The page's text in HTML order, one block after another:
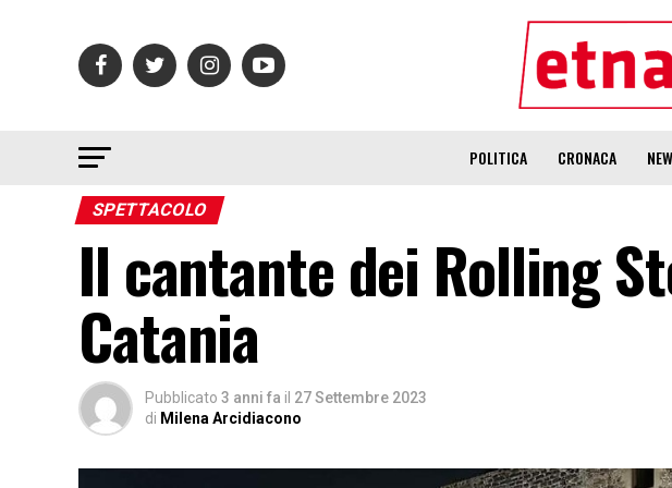
POLITICA CRONACA
SPETTACOLO
Il cantante dei Rolling
Catania
Pubblicato 3 anni fa il 27 Settembre 2023
di Milena Arcidiacono